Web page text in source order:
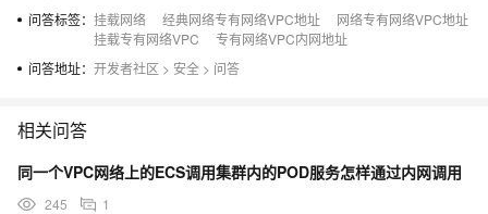
问答标签： 挂载网络 经典网络专有网络VPC地址
网络专有网络VPC地址
挂载专有网络VPC
专有网络VPC内网地址
问答地址： 开发者社区 > 安全 > 问答
相关问答
同一个VPC网络上的ECS调用集群内的POD服务怎样通过内网调用
245 1